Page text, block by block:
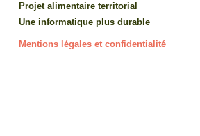
Projet alimentaire territorial
Une informatique plus durable
Mentions légales et confidentialité